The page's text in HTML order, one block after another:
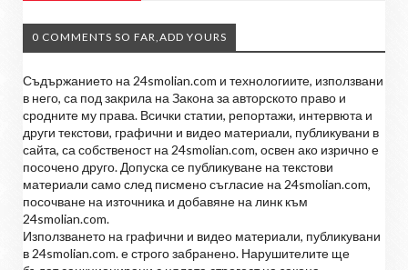
0 COMMENTS SO FAR,ADD YOURS
Съдържанието на 24smolian.com и технологиите, използвани
в него, са под закрила на Закона за авторското право и
сродните му права. Всички статии, репортажи, интервюта и
други текстови, графични и видео материали, публикувани в
сайта, са собственост на 24smolian.com, освен ако изрично е
посочено друго. Допуска се публикуване на текстови
материали само след писмено съгласие на 24smolian.com,
посочване на източника и добавяне на линк към
24smolian.com.
Използването на графични и видео материали, публикувани
в 24smolian.com. е строго забранено. Нарушителите ще